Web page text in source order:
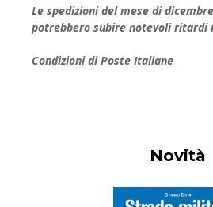
Le spedizioni del mese di
potrebbero subire notevoli ritardi
Condizioni di Poste Italiane
Novità